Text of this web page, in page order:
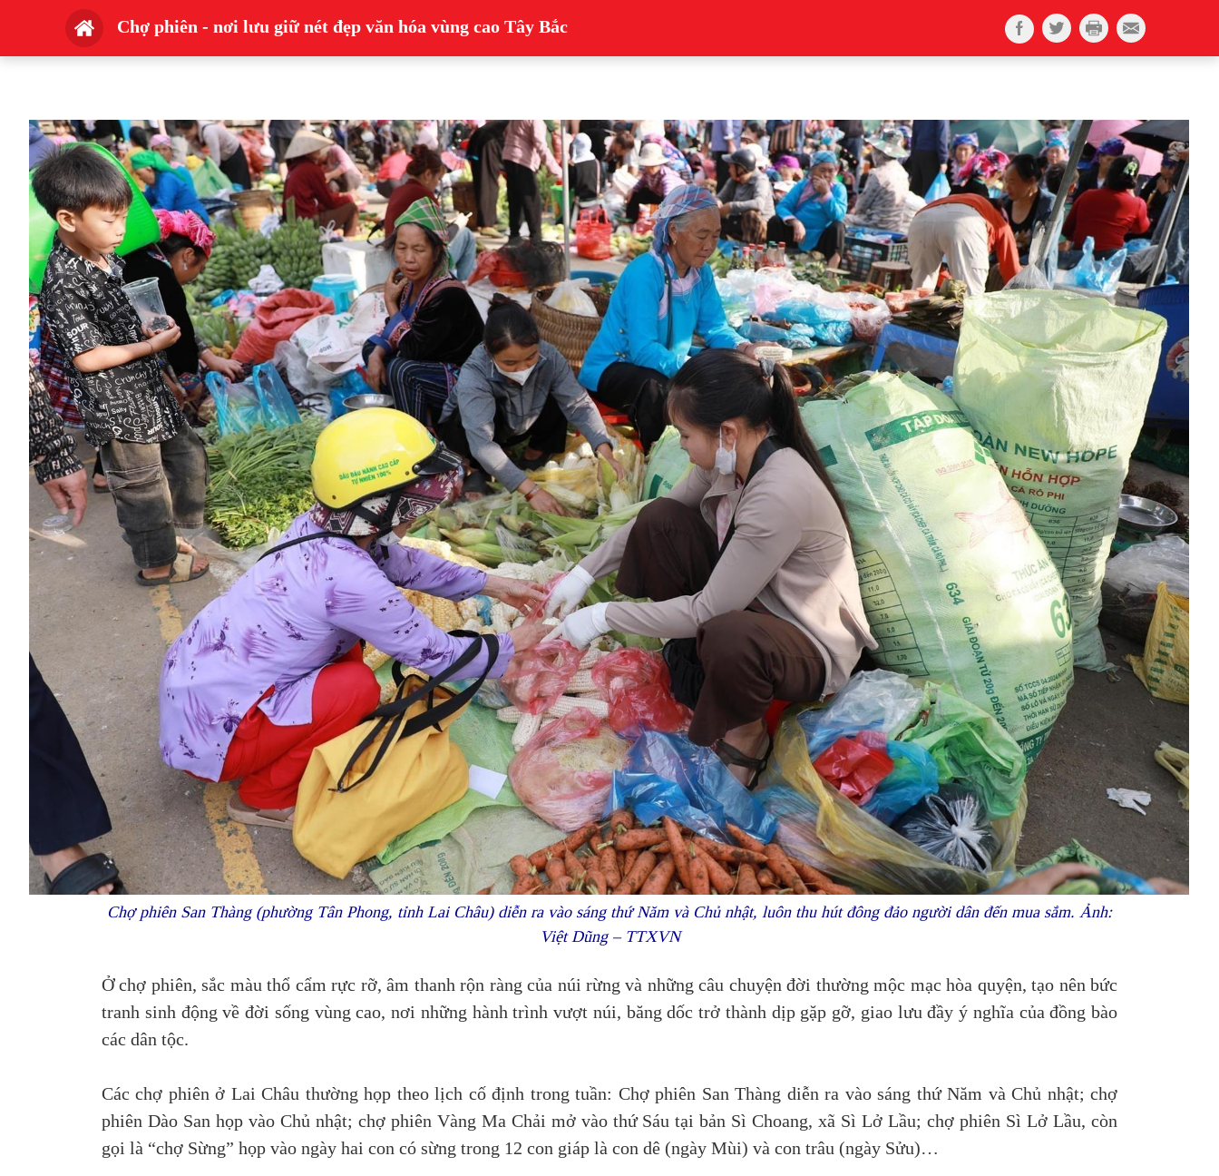
Chợ phiên - nơi lưu giữ nét đẹp văn hóa vùng cao Tây Bắc
Chợ phiên San Thàng (phường Tân Phong, tỉnh Lai Châu) diễn ra vào sáng thứ Năm và Chủ nhật, luôn thu hút đông đảo người dân đến mua sắm. Ảnh:
Việt Dũng – TTXVN
Ở chợ phiên, sắc màu thổ cẩm rực rỡ, âm thanh rộn ràng của núi rừng và những câu chuyện đời thường mộc mạc hòa quyện, tạo nên bức
tranh sinh động về đời sống vùng cao, nơi những hành trình vượt núi, băng dốc trở thành dịp gặp gỡ, giao lưu đầy ý nghĩa của đồng bào
các dân tộc.
Các chợ phiên ở Lai Châu thường họp theo lịch cố định trong tuần: Chợ phiên San Thàng diễn ra vào sáng thứ Năm và Chủ nhật; chợ
phiên Dào San họp vào Chủ nhật; chợ phiên Vàng Ma Chải mở vào thứ Sáu tại bản Sì Choang, xã Sì Lở Lầu; chợ phiên Sì Lở Lầu, còn
gọi là “chợ Sừng” họp vào ngày hai con có sừng trong 12 con giáp là con dê (ngày Mùi) và con trâu (ngày Sửu)…